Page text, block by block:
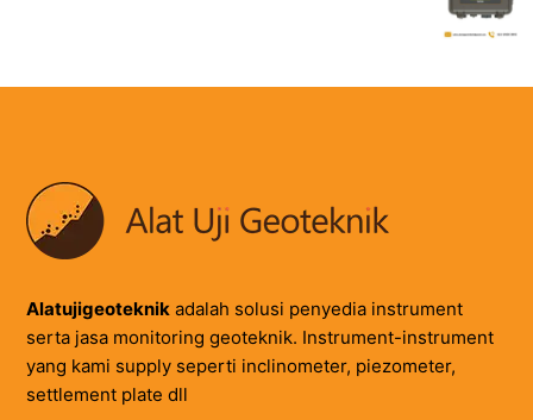
Alatujigeoteknikadalah solusi penyedia instrument
serta jasa monitoring geoteknik. Instrument-instrument
yang kami supply seperti inclinometer, piezometer,
settlement plate dll